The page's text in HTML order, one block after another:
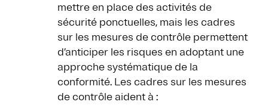
mettre en place des activités de
sécurité ponctuelles, mais les cadres
sur les mesures de contrôle permettent
d’anticiper les risques en adoptant une
approche systématique de la
conformité. Les cadres sur les mesures
de contrôle aident à :